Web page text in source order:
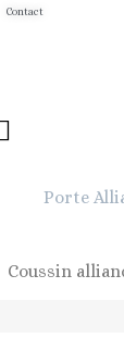
Contact
Porte
Coussin